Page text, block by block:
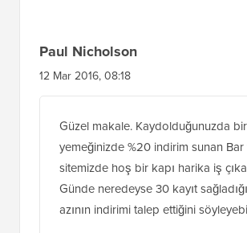
Paul Nicholson
12 Mar 2016, 08:18
Güzel makale. Kaydolduğunuzda
yemeğinizde %20 indirim sunan
sitemizde hoş bir kapı harika iş
Günde neredeyse 30 kayıt
azının indirimi talep ettiğini